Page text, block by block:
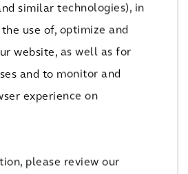
similar technologies), in
use of, optimize and
website, as well as for
and to monitor and
experience on
please review our
für zukünftige
genug
Sie auch